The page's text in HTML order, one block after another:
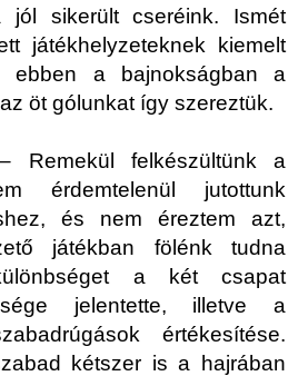
sikerült cseréink. Ismét
játékhelyzeteknek kiemelt
ebben a bajnokságban a
öt gólunkat így szereztük.
Remekül felkészültünk a
érdemtelenül jutottunk
és nem éreztem azt,
játékban fölénk tudna
a két csapat
jelentette, illetve a
értékesítése.
kétszer is a hajrában